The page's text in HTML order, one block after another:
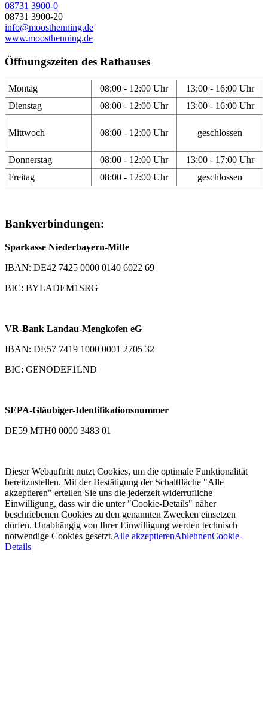
08731 3900-0
08731 3900-20
info@moosthenning.de
www.moosthenning.de
Öffnungszeiten des Rathauses
Montag 08:00 - 12:00 Uhr
13:00 - 16:00 Uhr
Dienstag
08:00 - 12:00 Uhr 13:00 - 16:00 Uhr
Mittwoch 08:00 - 12:00 Uhr geschlossen
Donnerstag 08:00 - 12:00 Uhr
13:00 - 17:00 Uhr
Freitag
08:00 - 12:00 Uhr geschlossen
Bankverbindungen:
Sparkasse Niederbayern-Mitte
IBAN: DE42 7425 0000 0140 6022 69
BIC: BYLADEM1SRG
VR-Bank Landau-Mengkofen eG
IBAN: DE57 7419 1000 0001 2705 32
BIC: GENODEF1LND
SEPA-Gläubiger-Identifikationsnummer
DE59 MTH0 0000 3483 01
Dieser Webauftritt nutzt Cookies, um die optimale Funktionalität
bereitzustellen. Mit der Bestätigung der Schaltfläche "Alle
akzeptieren" erteilen Sie uns die jederzeit widerrufliche
Einwilligung, dass wir die unter "Cookie-Details" näher
beschriebenen Cookies zu den genannten Zwecken einsetzen
dürfen. Unabhängig von Ihrer Einwilligung werden technisch
notwendige Cookies gesetzt.Alle akzeptierenAblehnenCookie-
Details